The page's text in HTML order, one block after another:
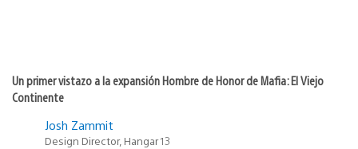
Un primer vistazo a la expansión Hombre de Honor de Mafia: El Viejo
Continente
Josh Zammit
Design Director, Hangar 13